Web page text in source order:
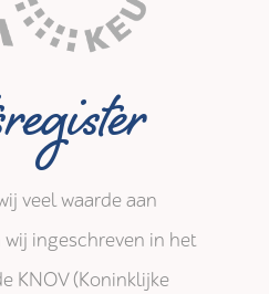
veel waarde aan
ingeschreven in het
KNOV (Koninklijke